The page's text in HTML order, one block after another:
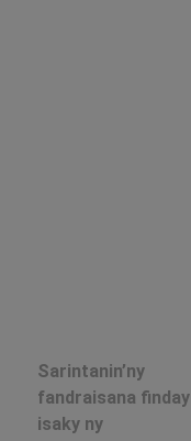
Sarintanin’ny
fandraisana finday
isaky ny